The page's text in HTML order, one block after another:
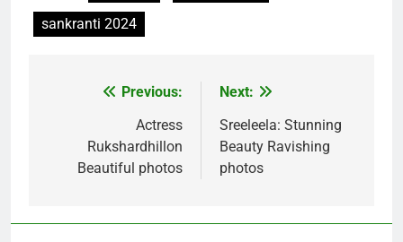
sankranti 2024
navigation
Previous:
Actress
Rukshardhillon
Beautiful photos
Next:
Sreeleela: Stunning
Beauty Ravishing
photos